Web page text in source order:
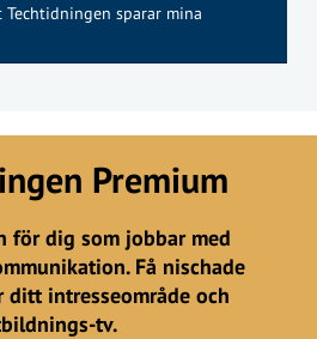
Techtidningen sparar mina
Premium
för dig som jobbar med
Få nischade
ditt intresseområde och
tv.